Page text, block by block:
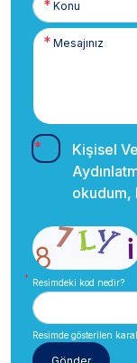
Kişisel
okudum,
Resimdeki kod nedir?
Resimde gösterilen